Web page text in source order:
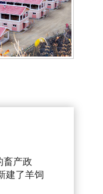
畜产政
建了羊饲